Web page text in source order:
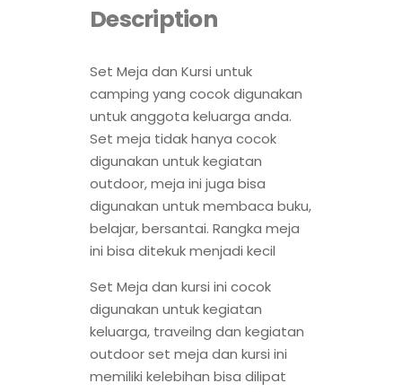
Description
Set Meja dan Kursi untuk
camping yang cocok digunakan
untuk anggota keluarga anda.
Set meja tidak hanya cocok
digunakan untuk kegiatan
outdoor, meja ini juga bisa
digunakan untuk membaca buku,
belajar, bersantai. Rangka meja
ini bisa ditekuk menjadi kecil
Set Meja dan kursi ini cocok
digunakan untuk kegiatan
keluarga, traveilng dan kegiatan
outdoor set meja dan kursi ini
memiliki kelebihan bisa dilipat